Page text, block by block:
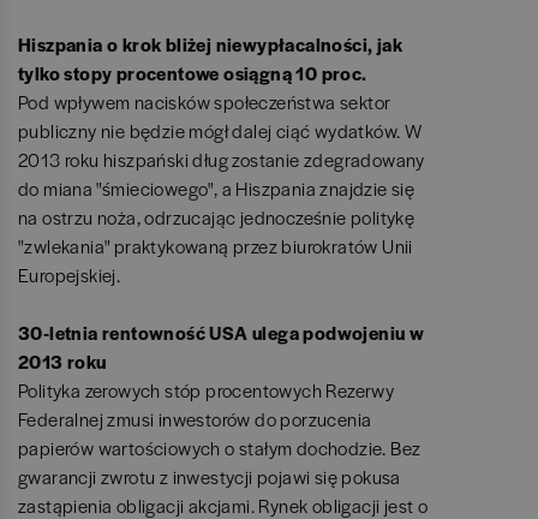
Hiszpania o krok bliżej niewypłacalności, jak
tylko stopy procentowe osiągną 10 proc.
Pod wpływem nacisków społeczeństwa sektor
publiczny nie będzie mógł dalej ciąć wydatków. W
2013 roku hiszpański dług zostanie zdegradowany
do miana "śmieciowego", a Hiszpania znajdzie się
na ostrzu noża, odrzucając jednocześnie politykę
"zwlekania" praktykowaną przez biurokratów Unii
Europejskiej.
30-letnia rentowność USA ulega podwojeniu w
2013 roku
Polityka zerowych stóp procentowych Rezerwy
Federalnej zmusi inwestorów do porzucenia
papierów wartościowych o stałym dochodzie. Bez
gwarancji zwrotu z inwestycji pojawi się pokusa
zastąpienia obligacji akcjami. Rynek obligacji jest o